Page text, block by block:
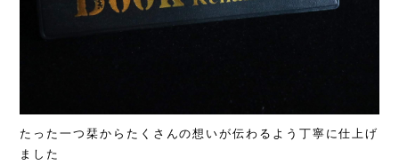
たった一つ栞からたくさんの想いが伝わるよう丁寧に仕上げ
ました